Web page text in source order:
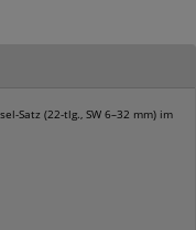
Satz (22-tlg., SW 6–32 mm) im